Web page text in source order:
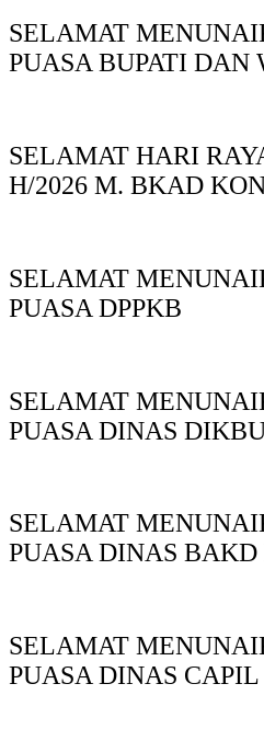
SELAMAT
PUASA BUPATI DAN
SELAMAT HARI
H/2026 M. BKAD
SELAMAT
PUASA DPPKB
SELAMAT
PUASA DINAS
SELAMAT
PUASA DINAS
SELAMAT
PUASA DINAS CAPIL